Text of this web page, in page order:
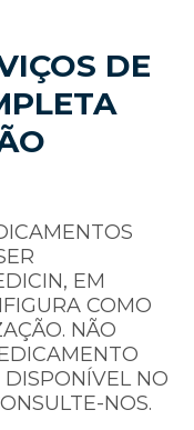
DE
EM
COMO
NÃO
NO
NOS.